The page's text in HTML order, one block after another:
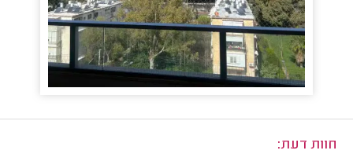
חוות דעת: